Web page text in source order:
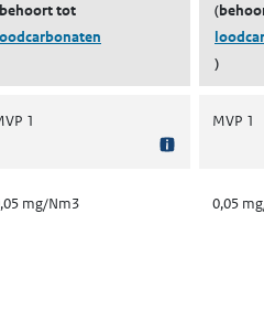
tot
)
1 MVP 1
mg/Nm3 0,05